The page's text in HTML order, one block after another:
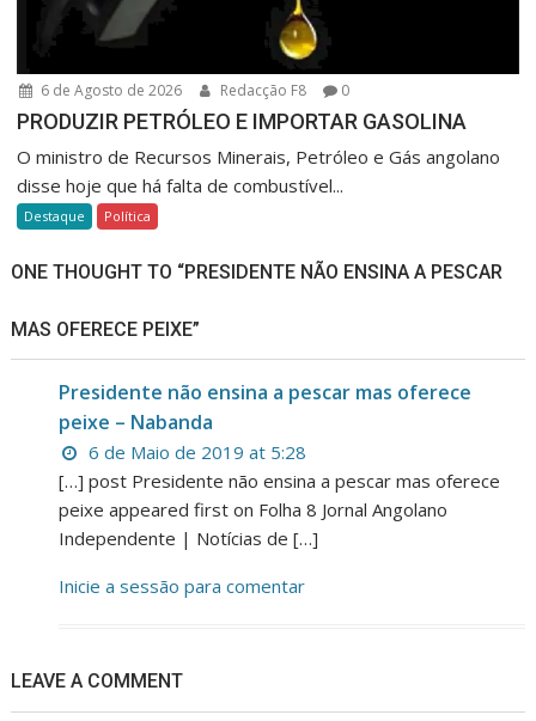
6 de Agosto de 2026 Redacção F8 0
PRODUZIR PETRÓLEO E IMPORTAR GASOLINA
O ministro de Recursos Minerais, Petróleo e Gás angolano
disse hoje que há falta de combustível...
Destaque Política
ONE THOUGHT TO “PRESIDENTE NÃO ENSINA A PESCAR
MAS OFERECE PEIXE”
Presidente não ensina a pescar mas oferece
peixe – Nabanda
6 de Maio de 2019 at 5:28
[…] post Presidente não ensina a pescar mas oferece
peixe appeared first on Folha 8 Jornal Angolano
Independente | Notícias de […]
Inicie a sessão para comentar
LEAVE A COMMENT